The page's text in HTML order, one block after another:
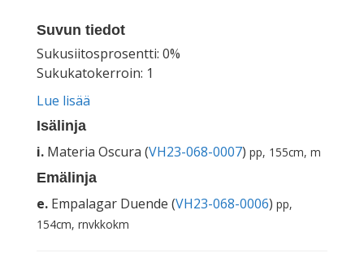
Suvun tiedot
Sukusiitosprosentti: 0%
Sukukatokerroin: 1
Lue lisää
Isälinja
i. Materia Oscura (VH23-068-0007) pp, 155cm, m
Emälinja
e. Empalagar Duende (VH23-068-0006) pp,
154cm, rnvkkokm